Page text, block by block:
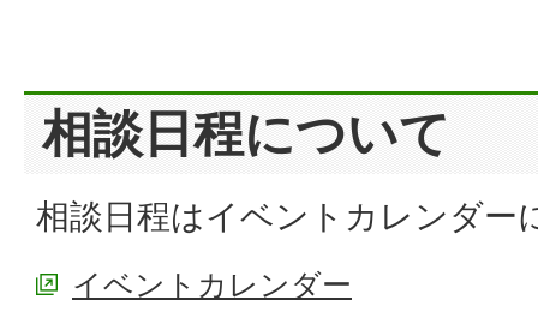
相談日程について
相談日程はイベントカレンダー
イベントカレンダー